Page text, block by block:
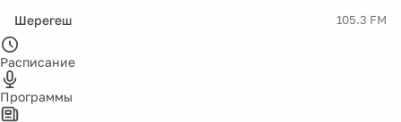
Шерегеш 105.3 FM
Расписание
Программы